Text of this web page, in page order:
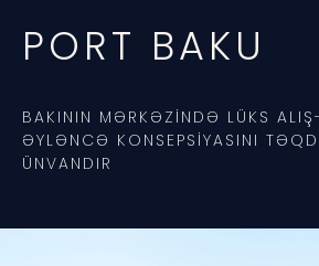
PORT BAKU
BAKININ MƏRKƏZINDƏ LÜKS
ƏYLƏNCƏ KONSEPSIYASINI
ÜNVANDIR